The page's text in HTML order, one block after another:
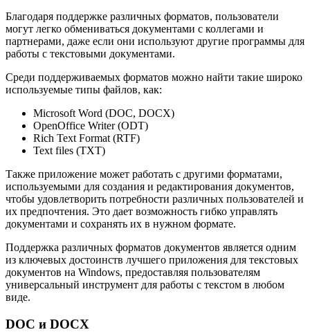
Благодаря поддержке различных форматов, пользователи
могут легко обмениваться документами с коллегами и
партнерами, даже если они используют другие программы для
работы с текстовыми документами.
Среди поддерживаемых форматов можно найти такие широко
используемые типы файлов, как:
Microsoft Word (DOC, DOCX)
OpenOffice Writer (ODT)
Rich Text Format (RTF)
Text files (TXT)
Также приложение может работать с другими форматами,
используемыми для создания и редактирования документов,
чтобы удовлетворить потребности различных пользователей и
их предпочтения. Это дает возможность гибко управлять
документами и сохранять их в нужном формате.
Поддержка различных форматов документов является одним
из ключевых достоинств лучшего приложения для текстовых
документов на Windows, предоставляя пользователям
универсальный инструмент для работы с текстом в любом
виде.
DOC и DOCX